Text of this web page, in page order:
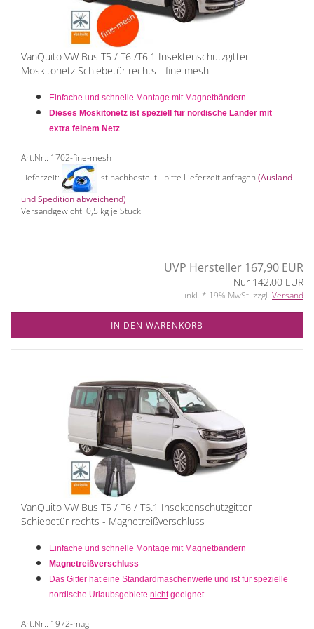
VanQuito VW Bus T5 / T6 /T6.1 Insektenschutzgitter
Moskitonetz Schiebetür rechts - fine mesh
Einfache und schnelle Montage mit Magnetbändern
Dieses Moskitonetz ist speziell für nordische Länder mit
extra feinem Netz
Art.Nr.: 1702-fine-mesh
Lieferzeit:
Ist nachbestellt - bitte Lieferzeit anfragen (Ausland
und Spedition abweichend)
Versandgewicht: 0,5 kg je Stück
UVP Hersteller 167,90 EUR
Nur 142,00 EUR
inkl. * 19% MwSt. zzgl. Versand
IN DEN WARENKORB
VanQuito VW Bus T5 / T6 / T6.1 Insektenschutzgitter
Schiebetür rechts - Magnetreißverschluss
Einfache und schnelle Montage mit Magnetbändern
Magnetreißverschluss
Das Gitter hat eine Standardmaschenweite und ist für spezielle
nordische Urlaubsgebiete nichtgeeignet
Art.Nr.: 1972-mag